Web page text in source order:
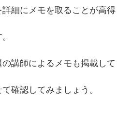
細にメモを取ることが高得
講師によるメモも掲載して
確認してみましょう。